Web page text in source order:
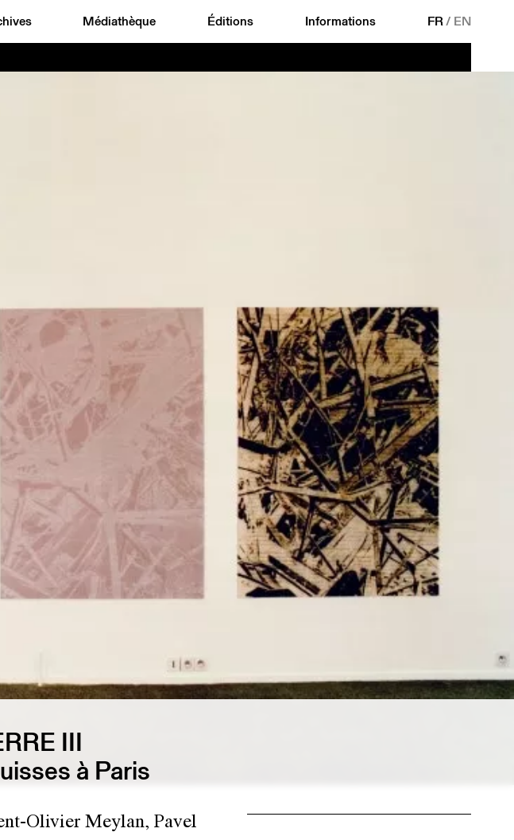
Médiathèque Éditions Informations FR/ EN
III
à Paris
Olivier Meylan, Pavel